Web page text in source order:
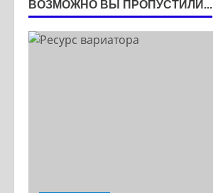
ВОЗМОЖНО ВЫ ПРОПУСТИЛИ...